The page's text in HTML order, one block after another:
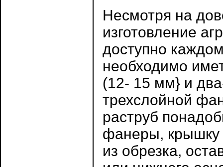
Несмотря на
изготовление
доступно
необходимо
(12- 15 мм} и
трехслойной
раструб
фанеры, крышку
из обрезка,